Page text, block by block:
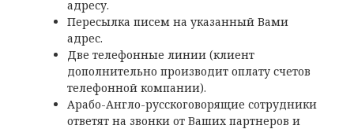
адресу.
Пересылка писем на указанный Вами
адрес.
Две телефонные линии (клиент
дополнительно производит оплату счетов
телефонной компании).
Арабо-Англо-русскоговорящие сотрудники
ответят на звонки от Ваших партнеров и